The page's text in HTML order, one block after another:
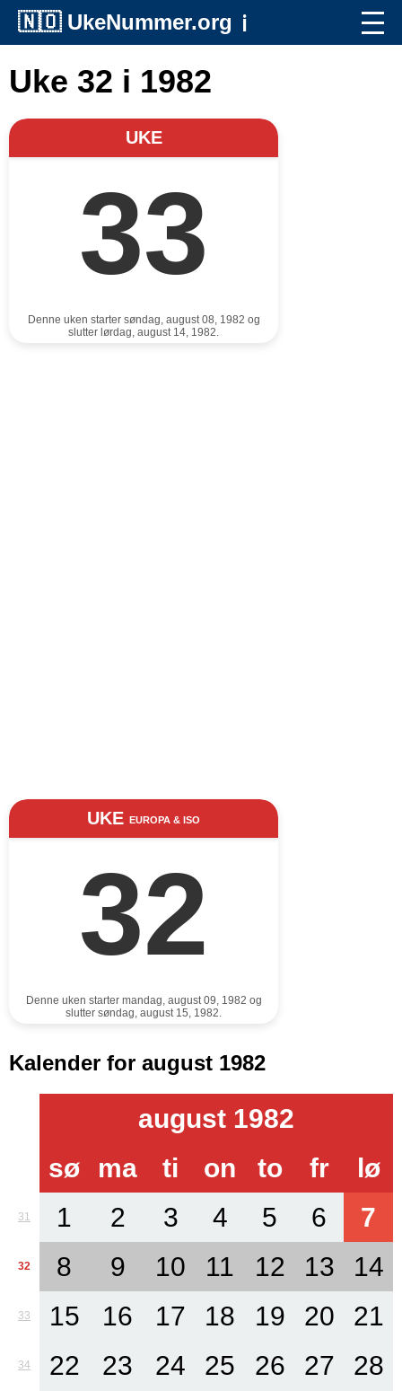
🇳🇴 UkeNummer.org ℹ️
Uke 32 i 1982
UKE
33
Denne uken starter søndag, august 08, 1982 og
slutter lørdag, august 14, 1982.
UKE EUROPA & ISO
32
Denne uken starter mandag, august 09, 1982 og
slutter søndag, august 15, 1982.
Kalender for august 1982
august 1982
sø
ma ti on to fr lø
31 1 2 3 4 5 6 7
32 8 9 10 11 12 13 14
33 15 16 17 18 19 20 21
34 22 23 24 25 26 27 28